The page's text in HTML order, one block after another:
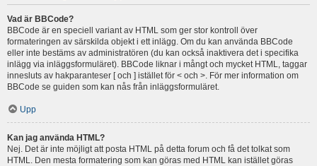
Vad är BBCode?
BBCode är en speciell variant av HTML som ger stor kontroll över
formateringen av särskilda objekt i ett inlägg. Om du kan använda BBCode
eller inte bestäms av administratören (du kan också inaktivera det i specifika
inlägg via inläggsformuläret). BBCode liknar i mångt och mycket HTML, taggar
innesluts av hakparanteser [ och ] istället för < och >. För mer information om
BBCode se guiden som kan nås från inläggsformuläret.
Upp
Kan jag använda HTML?
Nej. Det är inte möjligt att posta HTML på detta forum och få det tolkat som
HTML. Den mesta formatering som kan göras med HTML kan istället göras